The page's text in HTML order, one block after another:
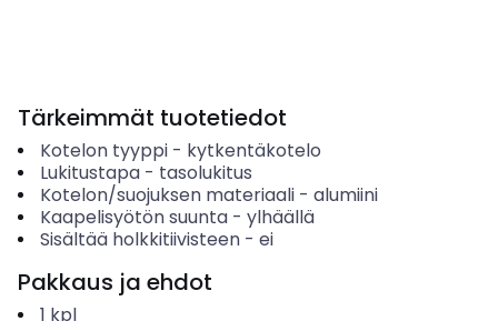
Tärkeimmät tuotetiedot
Kotelon tyyppi- kytkentäkotelo
Lukitustapa- tasolukitus
Kotelon/suojuksen materiaali- alumiini
Kaapelisyötön suunta- ylhäällä
Sisältää holkkitiivisteen- ei
Pakkaus ja ehdot
1 kpl